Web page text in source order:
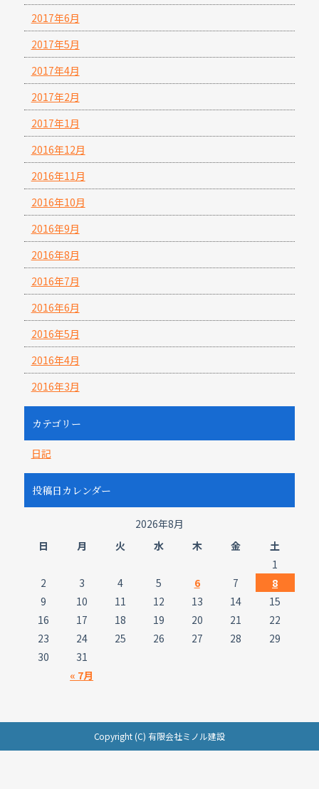
2017年6月
2017年5月
2017年4月
2017年2月
2017年1月
2016年12月
2016年11月
2016年10月
2016年9月
2016年8月
2016年7月
2016年6月
2016年5月
2016年4月
2016年3月
カテゴリー
日記
投稿日カレンダー
2026年8月
日
月 火 水 木 金 土
« 7月
1
2
3 4 5 6 7
8
9
10 11 12 13 14
15
16
17 18 19 20 21
22
23
24 25 26 27 28
29
30
31
Copyright (C) 有限会社ミノル建設